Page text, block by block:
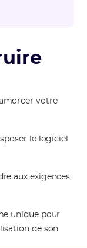
votre
le logiciel
aux exigences
unique pour
de son